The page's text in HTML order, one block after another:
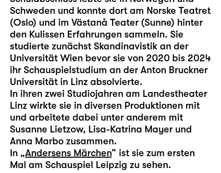
Schweden und konnte dort am Norske Teatret
(Oslo) und im Västanå Teater (Sunne) hinter
den Kulissen Erfahrungen sammeln. Sie
studierte zunächst Skandinavistik an der
Universität Wien bevor sie von 2020 bis 2024
ihr Schauspielstudium an der Anton Bruckner
Universität in Linz absolvierte.
In ihren zwei Studiojahren am Landestheater
Linz wirkte sie in diversen Produktionen mit
und arbeitete dabei unter anderem mit
Susanne Lietzow, Lisa-Katrina Mayer und
Anna Marbo zusammen.
In „Andersens Märchen“ ist sie zum ersten
Mal am Schauspiel Leipzig zu sehen.